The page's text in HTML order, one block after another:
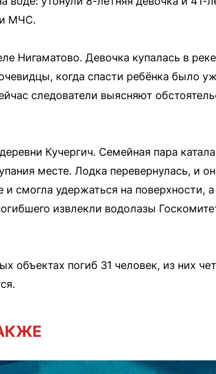
МЧС.
Нигаматово. Девочка купалась в реке
когда спасти ребёнка было
следователи выясняют
Кучергич. Семейная пара
месте. Лодка перевернулась, и
смогла удержаться на поверхности, а
извлекли водолазы
объектах погиб 31 человек, из них